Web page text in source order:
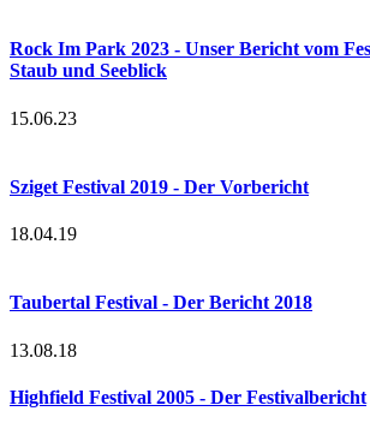
Rock Im Park 2023 - Unser Bericht vom
Staub und Seeblick
15.06.23
Sziget Festival 2019 - Der Vorbericht
18.04.19
Taubertal Festival - Der Bericht 2018
13.08.18
Highfield Festival 2005 - Der Festivalbericht